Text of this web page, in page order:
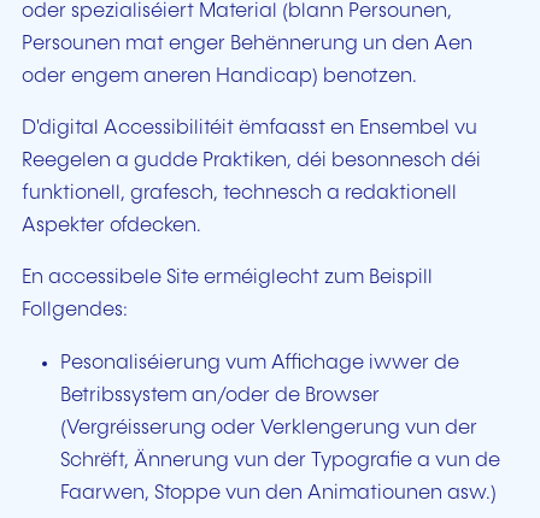
oder spezialiséiert Material (blann Persounen,
Persounen mat enger Behënnerung un den Aen
oder engem aneren Handicap) benotzen.
D'digital Accessibilitéit ëmfaasst en Ensembel vu
Reegelen a gudde Praktiken, déi besonnesch déi
funktionell, grafesch, technesch a redaktionell
Aspekter ofdecken.
En accessibele Site erméiglecht zum Beispill
Follgendes:
Pesonaliséierung vum Affichage iwwer de
Betribssystem an/oder de Browser
(Vergréisserung oder Verklengerung vun der
Schrëft, Ännerung vun der Typografie a vun de
Faarwen, Stoppe vun den Animatiounen asw.)